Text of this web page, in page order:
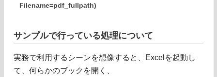
Filename=pdf_fullpath)
サンプルで行っている処理について
実務で利用するシーンを想像すると、Excelを起動し
て、何らかのブックを開く、